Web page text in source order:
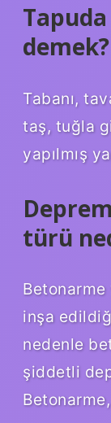
demek?
Tabanı,
taş, tuğla
yapılmış
türü
inşa
nedenle
şiddetli